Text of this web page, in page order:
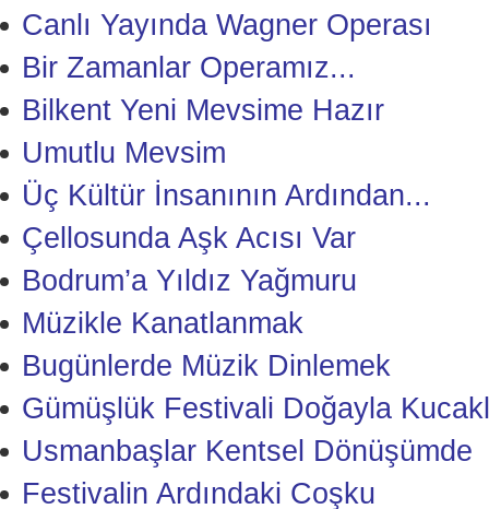
Canlı Yayında Wagner Operası
Bir Zamanlar Operamız...
Bilkent Yeni Mevsime Hazır
Umutlu Mevsim
Üç Kültür İnsanının Ardından...
Çellosunda Aşk Acısı Var
Bodrum’a Yıldız Yağmuru
Müzikle Kanatlanmak
Bugünlerde Müzik Dinlemek
Gümüşlük Festivali Doğayla
Usmanbaşlar Kentsel Dönüşümde
Festivalin Ardındaki Coşku